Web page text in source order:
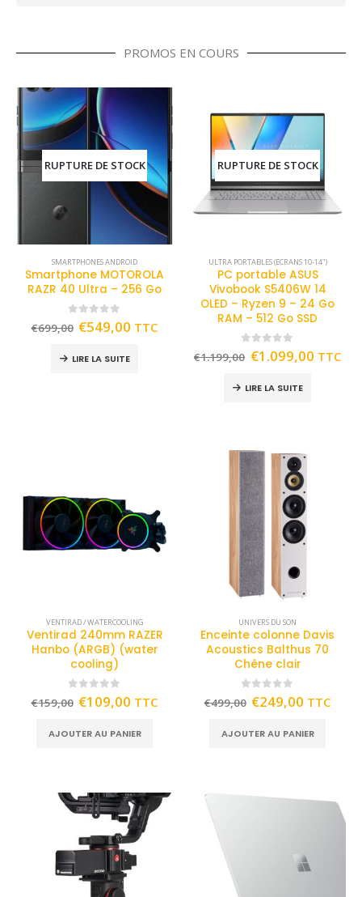
PROMOS EN COURS
RUPTURE DE STOCK
SMARTPHONES ANDROID
Smartphone MOTOROLA
RAZR 40 Ultra – 256 Go
out of 5
€699,00 €549,00 TTC
LIRE LA SUITE
RUPTURE DE STOCK
ULTRA PORTABLES (ECRANS 10-14")
PC portable ASUS
Vivobook S5406W 14
OLED – Ryzen 9 – 24 Go
RAM – 512 Go SSD
out of 5
€1.199,00 €1.099,00 TTC
LIRE LA SUITE
VENTIRAD / WATERCOOLING
Ventirad 240mm RAZER
Hanbo (ARGB) (water
cooling)
out of 5
€159,00 €109,00 TTC
AJOUTER AU PANIER
UNIVERS DU SON
Enceinte colonne Davis
Acoustics Balthus 70
Chêne clair
out of 5
€499,00 €249,00 TTC
AJOUTER AU PANIER